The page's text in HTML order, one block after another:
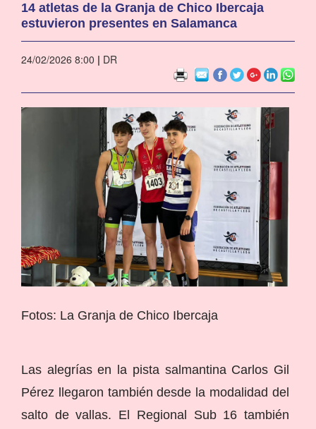
14 atletas de la Granja de Chico Ibercaja
estuvieron presentes en Salamanca
24/02/2026 8:00 | DR
Fotos: La Granja de Chico Ibercaja
Las alegrías en la pista salmantina Carlos Gil
Pérez llegaron también desde la modalidad del
salto de vallas. El Regional Sub 16 también